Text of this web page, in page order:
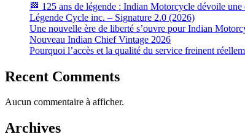
🏁 125 ans de légende : Indian Motorcycle dévoile
Légende Cycle inc. – Signature 2.0 (2026)
Une nouvelle ère de liberté s’ouvre pour Indian
Nouveau Indian Chief Vintage 2026
Pourquoi l’accès et la qualité du service freinent
Recent Comments
Aucun commentaire à afficher.
Archives